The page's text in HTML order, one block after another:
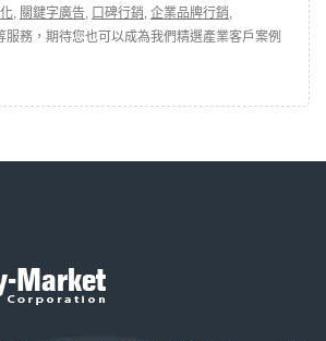
, 關鍵字廣告, 口碑行銷, 企業品牌行銷,
服務，期待您也可以成為我們精選產業客戶案例